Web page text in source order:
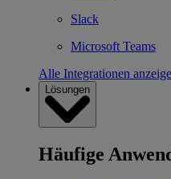
Slack
Microsoft Teams
Alle Integrationen
Lösungen
Häufige